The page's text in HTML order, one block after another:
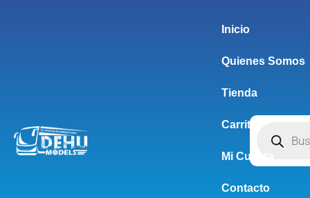
Inicio
Quienes Somos
Tienda
Carrito
Mi Cuenta
Contacto